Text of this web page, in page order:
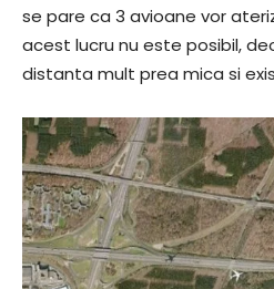
se pare ca 3 avioane vor
acest lucru nu este posibil,
distanta mult prea mica si